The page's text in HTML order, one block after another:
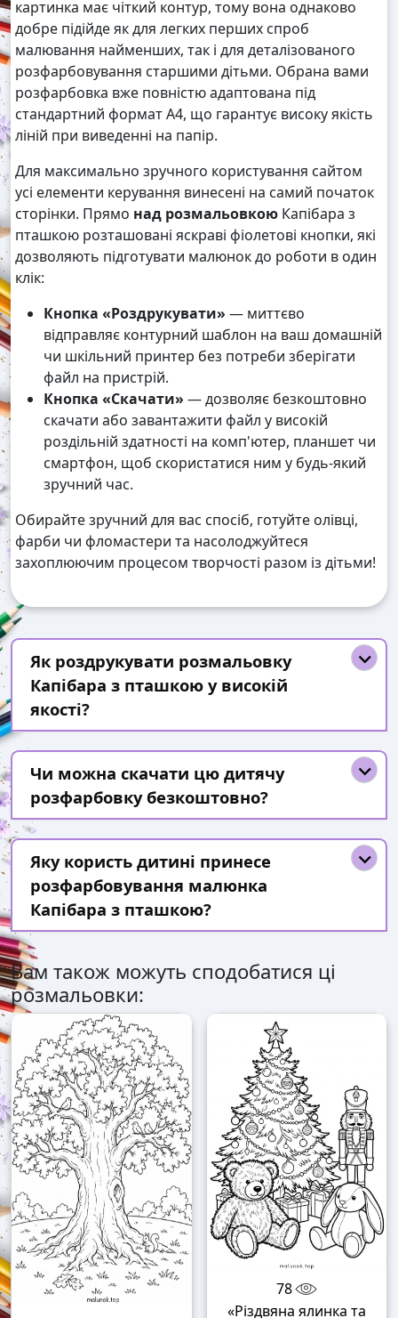
картинка має чіткий контур, тому вона однаково
добре підійде як для легких перших спроб
малювання найменших, так і для деталізованого
розфарбовування старшими дітьми. Обрана вами
розфарбовка вже повністю адаптована під
стандартний формат А4, що гарантує високу якість
ліній при виведенні на папір.
Для максимально зручного користування сайтом
усі елементи керування винесені на самий початок
сторінки. Прямо над розмальовкою Капібара з
пташкою розташовані яскраві фіолетові кнопки, які
дозволяють підготувати малюнок до роботи в один
клік:
Кнопка «Роздрукувати» — миттєво
відправляє контурний шаблон на ваш домашній
чи шкільний принтер без потреби зберігати
файл на пристрій.
Кнопка «Скачати» — дозволяє безкоштовно
скачати або завантажити файл у високій
роздільній здатності на комп'ютер, планшет чи
смартфон, щоб скористатися ним у будь-який
зручний час.
Обирайте зручний для вас спосіб, готуйте олівці,
фарби чи фломастери та насолоджуйтеся
захоплюючим процесом творчості разом із дітьми!
Як роздрукувати розмальовку
Капібара з пташкою у високій
якості?
Чи можна скачати цю дитячу
розфарбовку безкоштовно?
Яку користь дитині принесе
розфарбовування малюнка
Капібара з пташкою?
Вам також можуть сподобатися ці
розмальовки:
78
«Різдвяна ялинка та